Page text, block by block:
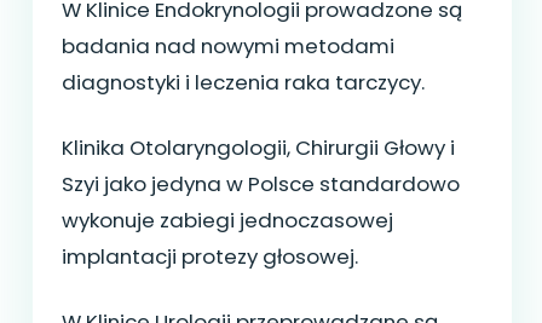
W Klinice Endokrynologii prowadzone są
badania nad nowymi metodami
diagnostyki i leczenia raka tarczycy.
Klinika Otolaryngologii, Chirurgii Głowy i
Szyi jako jedyna w Polsce standardowo
wykonuje zabiegi jednoczasowej
implantacji protezy głosowej.